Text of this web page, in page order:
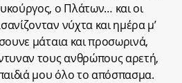
ο Πλάτων… και οι
νύχτα και ημέρα μ’
μάταια και προσωρινά,
τους ανθρώπους αρετή,
μου όλο το απόσπασμα.